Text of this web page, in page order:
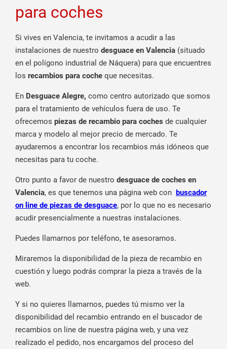
para coches
Si vives en Valencia, te invitamos a acudir a las
instalaciones de nuestro desguace en Valencia (situado
en el polígono industrial de Náquera) para que encuentres
los recambios para coche que necesitas.
En Desguace Alegre, como centro autorizado que somos
para el tratamiento de vehículos fuera de uso. Te
ofrecemos piezas de recambio para coches de cualquier
marca y modelo al mejor precio de mercado. Te
ayudaremos a encontrar los recambios más idóneos que
necesitas para tu coche.
Otro punto a favor de nuestro desguace de coches en
Valencia, es que tenemos una página web con buscador
on line de piezas de desguace, por lo que no es necesario
acudir presencialmente a nuestras instalaciones.
Puedes llamarnos por teléfono, te asesoramos.
Miraremos la disponibilidad de la pieza de recambio en
cuestión y luego podrás comprar la pieza a través de la
web.
Y si no quieres llamarnos, puedes tú mismo ver la
disponibilidad del recambio entrando en el buscador de
recambios on line de nuestra página web, y una vez
realizado el pedido, nos encargamos del proceso del